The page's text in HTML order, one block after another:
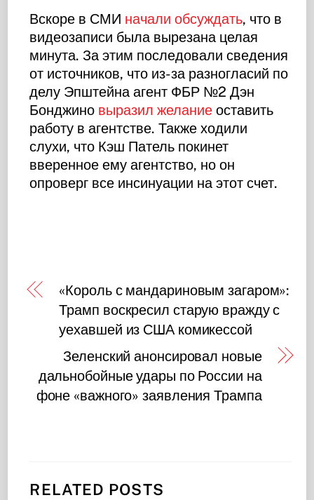
Вскоре в СМИ начали обсуждать, что в
видеозаписи была вырезана целая
минута. За этим последовали сведения
от источников, что из-за разногласий по
делу Эпштейна агент ФБР №2 Дэн
Бонджино выразил желание оставить
работу в агентстве. Также ходили
слухи, что Кэш Патель покинет
вверенное ему агентство, но он
опроверг все инсинуации на этот счет.
«Король с мандариновым загаром»:
Трамп воскресил старую вражду с
уехавшей из США комикессой
Зеленский анонсировал новые
дальнобойные удары по России на
фоне «важного» заявления Трампа
RELATED POSTS